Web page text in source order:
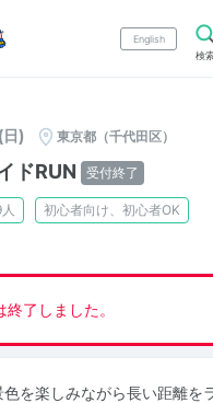
English
検
) 東京都（千代田区）
ドRUN 受付終了
初心者向け、初心者OK
了しました。
を楽しみながら長い距離を